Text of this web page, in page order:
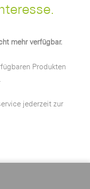
mehr verfügbar.
Produkten
.
jederzeit zur